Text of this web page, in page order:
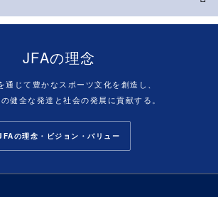
JFAの理念
通じて豊かなスポーツ文化を創造し、
健全な発達と社会の発展に貢献する。
の理念・ビジョン・バリュー